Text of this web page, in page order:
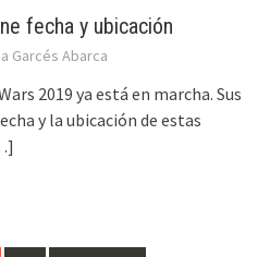
fecha y ubicación
Garcés Abarca
2019 ya está en marcha. Sus
y la ubicación de estas